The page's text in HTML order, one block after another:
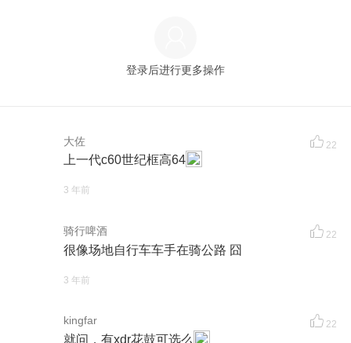
登录后进行更多操作
大佐 22
上一代c60世纪框高64
3 年前
骑行啤酒 22
很像场地自行车车手在骑公路 囧
3 年前
kingfar 22
就问，有xdr花鼓可选么